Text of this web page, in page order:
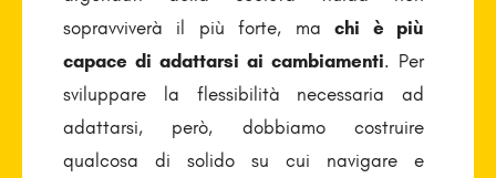
sopravviverà il più forte, machi è più
capace di adattarsi ai cambiamenti. Per
sviluppare la flessibilità necessaria ad
adattarsi, però, dobbiamo costruire
qualcosa di solido su cui navigare e